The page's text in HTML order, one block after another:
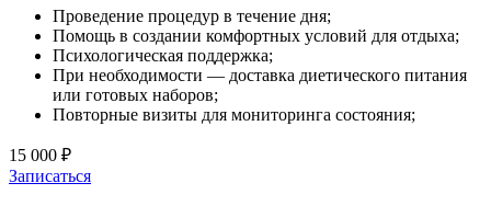
Проведение процедур в течение дня;
Помощь в создании комфортных условий для отдыха;
Психологическая поддержка;
При необходимости — доставка диетического питания
или готовых наборов;
Повторные визиты для мониторинга состояния;
15 000 ₽
Записаться